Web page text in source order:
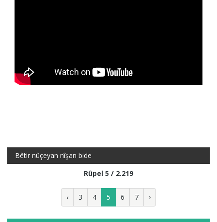
Bêtir nûçeyan nîşan bide
Rûpel 5 / 2.219
‹ 3 4 5 6 7 ›